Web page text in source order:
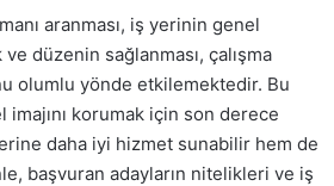
aranması, iş yerinin genel
düzenin sağlanması, çalışma
olumlu yönde etkilemektedir. Bu
korumak için son derece
daha iyi hizmet sunabilir hem de
başvuran adayların nitelikleri ve iş